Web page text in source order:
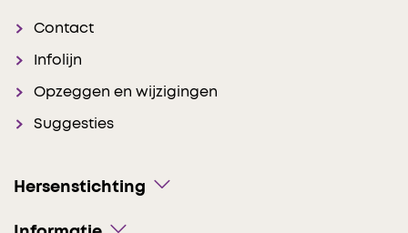
Contact
Infolijn
Opzeggen en wijzigingen
Suggesties
Hersenstichting